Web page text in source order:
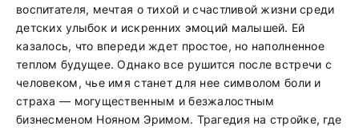
воспитателя, мечтая о тихой и счастливой жизни среди
детских улыбок и искренних эмоций малышей. Ей
казалось, что впереди ждет простое, но наполненное
теплом будущее. Однако все рушится после встречи с
человеком, чье имя станет для нее символом боли и
страха — могущественным и безжалостным
бизнесменом Нояном Эримом. Трагедия на стройке, где